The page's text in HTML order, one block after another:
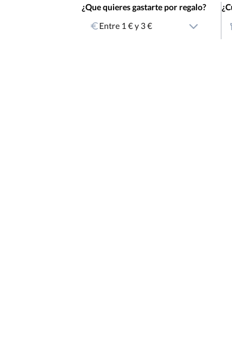
¿Que quieres gastarte por regalo?
Entre 1 € y 3 €